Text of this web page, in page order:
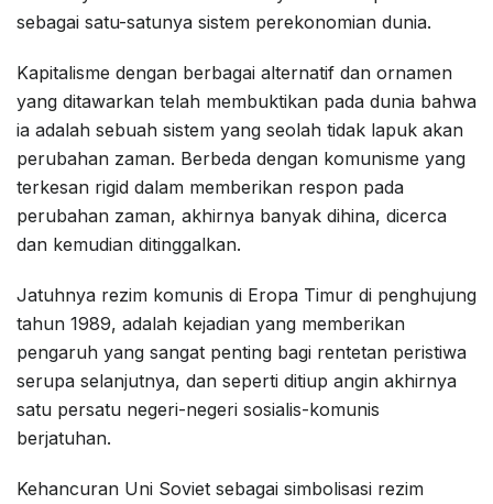
sebagai satu-satunya sistem perekonomian dunia.
Kapitalisme dengan berbagai alternatif dan ornamen
yang ditawarkan telah membuktikan pada dunia bahwa
ia adalah sebuah sistem yang seolah tidak lapuk akan
perubahan zaman. Berbeda dengan komunisme yang
terkesan rigid dalam memberikan respon pada
perubahan zaman, akhirnya banyak dihina, dicerca
dan kemudian ditinggalkan.
Jatuhnya rezim komunis di Eropa Timur di penghujung
tahun 1989, adalah kejadian yang memberikan
pengaruh yang sangat penting bagi rentetan peristiwa
serupa selanjutnya, dan seperti ditiup angin akhirnya
satu persatu negeri-negeri sosialis-komunis
berjatuhan.
Kehancuran Uni Soviet sebagai simbolisasi rezim